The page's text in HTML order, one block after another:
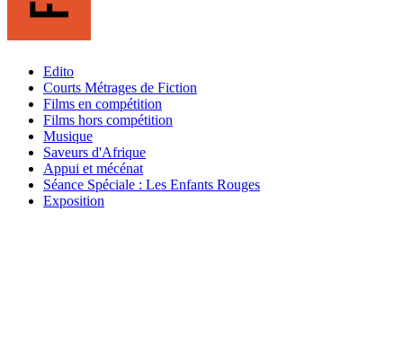
Edito
Courts Métrages de Fiction
Films en compétition
Films hors compétition
Musique
Saveurs d'Afrique
Appui et mécénat
Séance Spéciale : Les Enfants Rouges
Exposition